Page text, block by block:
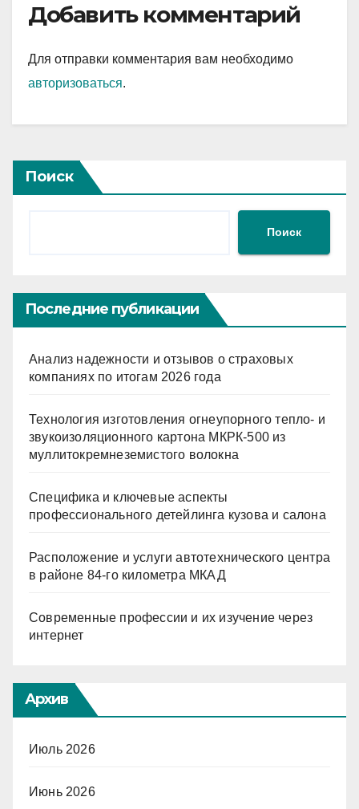
Добавить комментарий
Для отправки комментария вам необходимо
авторизоваться.
Поиск
Поиск
Последние публикации
Анализ надежности и отзывов о страховых
компаниях по итогам 2026 года
Технология изготовления огнеупорного тепло- и
звукоизоляционного картона МКРК-500 из
муллитокремнеземистого волокна
Специфика и ключевые аспекты
профессионального детейлинга кузова и салона
Расположение и услуги автотехнического центра
в районе 84-го километра МКАД
Современные профессии и их изучение через
интернет
Архив
Июль 2026
Июнь 2026